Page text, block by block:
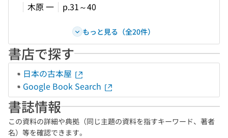
木原 一
p.31～40
もっと見る（全20件）
書店で探す
日本の古本屋
Google Book Search
書誌情報
この資料の詳細や典拠（同じ主題の資料を指すキーワード、著者
名）等を確認できます。